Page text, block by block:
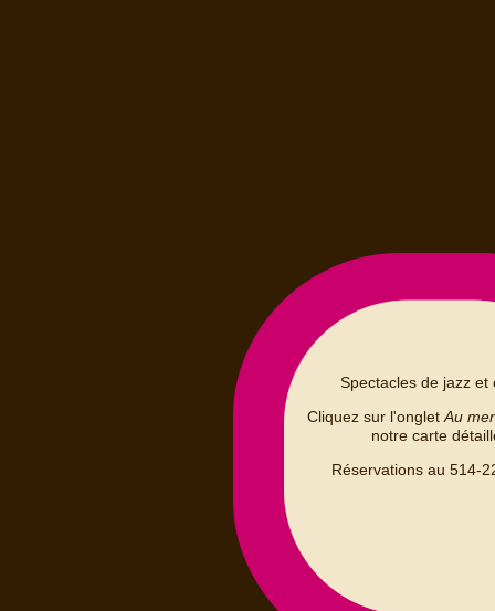
Spectacles de jazz et
Cliquez sur l'onglet Au
notre carte
Réservations au 514-